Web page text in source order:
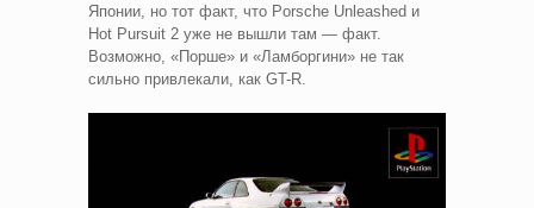
Японии, но тот факт, что Porsche Unleashed и
Hot Pursuit 2 уже не вышли там — факт.
Возможно, «Порше» и «Ламборгини» не так
сильно привлекали, как GT-R.